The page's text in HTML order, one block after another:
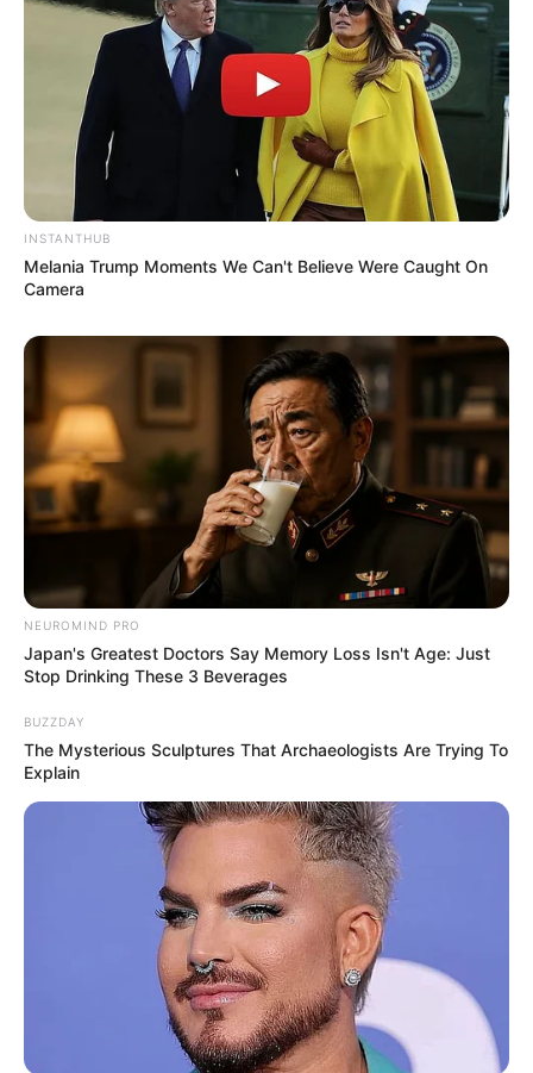
8 Kata Lucu Seputar Malam
Minggu ala Jomblo yang Bikin
Ngenes
10 Desain Kanopi Tempat
Tidur, Serasa Beristirahat di
Kamar Raja
Tampil Lebih Modern, 7 Potret
Hasil Renovasi Rumah Berusia
INSTANTHUB
Melania Trump Moments We Can't Believe Were Caught On
Camera
NEUROMIND PRO
Japan's Greatest Doctors Say Memory Loss Isn't Age: Just
Stop Drinking These 3 Beverages
BUZZDAY
The Mysterious Sculptures That Archaeologists Are Trying To
Explain